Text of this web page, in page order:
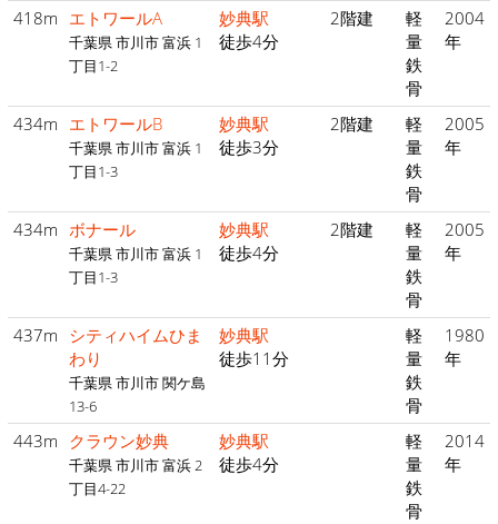
418m エトワールA
千葉県 市川市 富浜 1
丁目1-2
妙典駅
徒歩4分
2階建
軽
量
鉄
骨
2004
年
434m エトワールB
千葉県 市川市 富浜 1
丁目1-3
妙典駅
徒歩3分
2階建
軽
量
鉄
骨
2005
年
434m ボナール
千葉県 市川市 富浜 1
丁目1-3
妙典駅
徒歩4分
2階建
軽
量
鉄
骨
2005
年
437m シティハイムひま
わり
千葉県 市川市 関ケ島
13-6
妙典駅
徒歩11分
軽
量
鉄
骨
1980
年
443m クラウン妙典
千葉県 市川市 富浜 2
丁目4-22
妙典駅
徒歩4分
軽
量
鉄
骨
2014
年